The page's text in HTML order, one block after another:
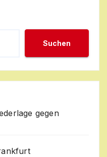
Suchen
gegen